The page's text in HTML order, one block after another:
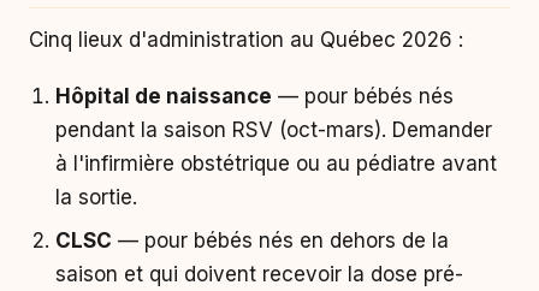
Cinq lieux d'administration au Québec 2026 :
Hôpital de naissance — pour bébés nés
pendant la saison RSV (oct-mars). Demander
à l'infirmière obstétrique ou au pédiatre avant
la sortie.
CLSC — pour bébés nés en dehors de la
saison et qui doivent recevoir la dose pré-